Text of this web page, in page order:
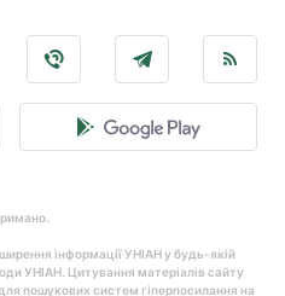
інформації УНІАН у будь-якій
УНІАН. Цитування матеріалів сайту
пошукових систем гіперпосилання на